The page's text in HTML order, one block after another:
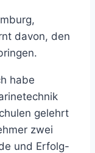
davon, den
habe
gelehrt
zwei
und Erfolg-